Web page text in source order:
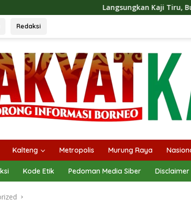
Langsungkan Kaji Tiru, Bupati Bantul
Redaksi
Kalteng Metropolis Murung Raya
Kode Etik Pedoman Media Siber Disclaimer